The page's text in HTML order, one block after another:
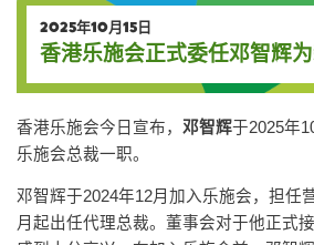
2025年10月15日
香港乐施会正式委任邓智辉
香港乐施会今日宣布， 邓智辉于2025年
乐施会总裁一职。
邓智辉于2024年12月加入乐施会，担任
月起出任代理总裁。董事会对于他正式